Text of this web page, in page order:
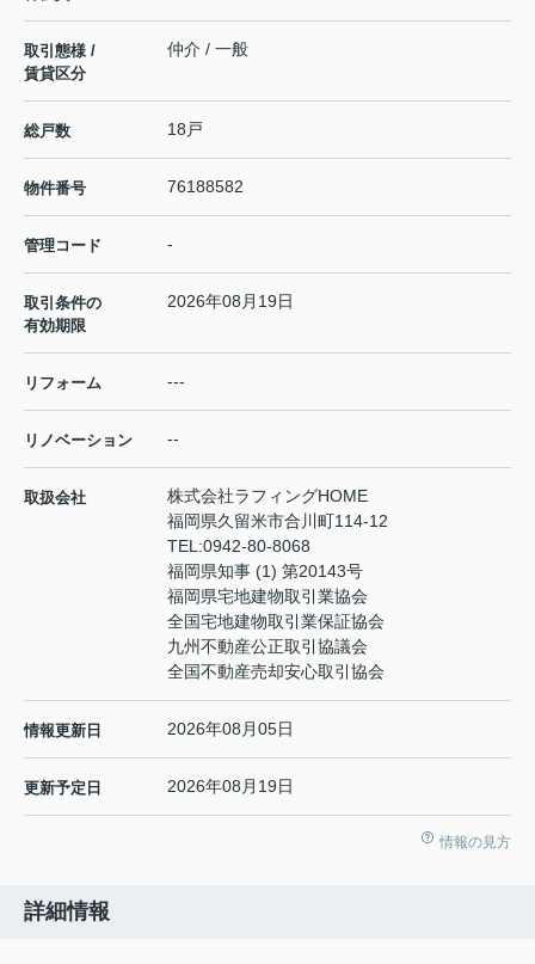
取引態様 /
賃貸区分
仲介 / 一般
総戸数 18戸
物件番号 76188582
管理コード -
取引条件の
有効期限
2026年08月19日
リフォーム ---
リノベーション --
取扱会社
株式会社ラフィングHOME
福岡県久留米市合川町114-12
TEL:0942-80-8068
福岡県知事 (1) 第20143号
福岡県宅地建物取引業協会
全国宅地建物取引業保証協会
九州不動産公正取引協議会
全国不動産売却安心取引協会
情報更新日 2026年08月05日
更新予定日 2026年08月19日
情報の見方
詳細情報